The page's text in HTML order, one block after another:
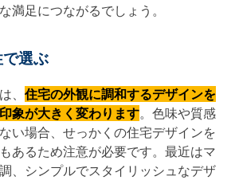
満足につながるでしょう。
選ぶ
、 住宅の外観に調和するデザインを
象が大きく変わります。色味や質感
い場合、せっかくの住宅デザインを
あるため注意が必要です。最近はマ
、シンプルでスタイリッシュなデザ